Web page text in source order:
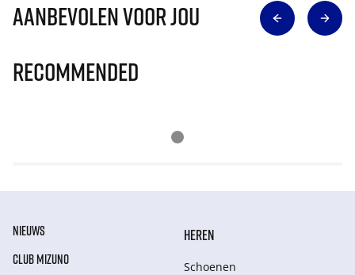
Aanbevolen voor jou
Recommended
NIEUWS
CLUB MIZUNO
HEREN
Schoenen